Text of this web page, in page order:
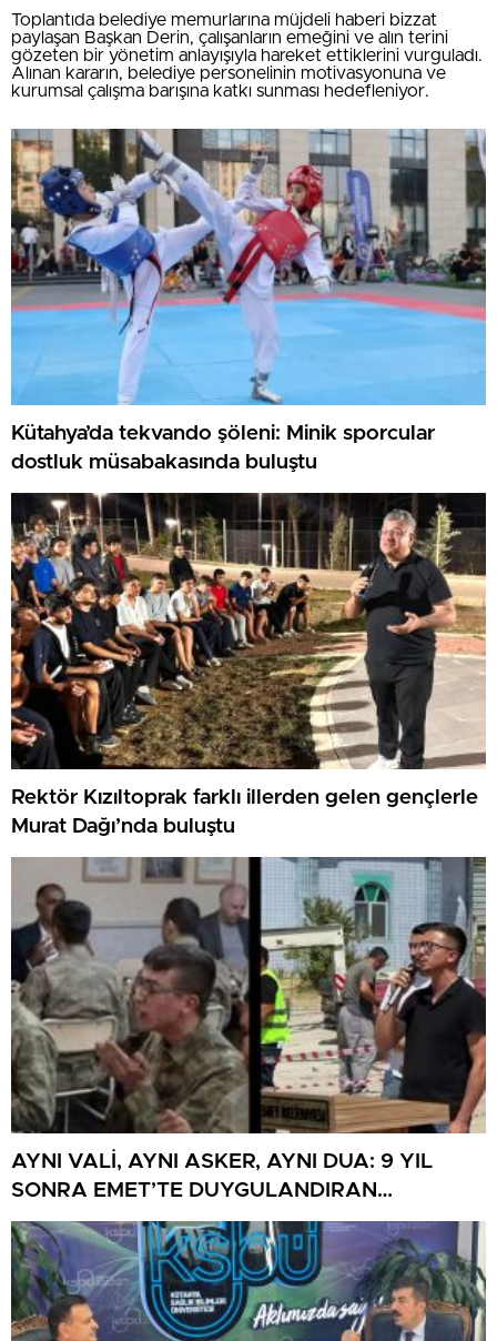
Toplantıda belediye memurlarına müjdeli haberi bizzat
paylaşan Başkan Derin, çalışanların emeğini ve alın terini
gözeten bir yönetim anlayışıyla hareket ettiklerini vurguladı.
Alınan kararın, belediye personelinin motivasyonuna ve
kurumsal çalışma barışına katkı sunması hedefleniyor.
Kütahya’da tekvando şöleni: Minik sporcular
dostluk müsabakasında buluştu
Rektör Kızıltoprak farklı illerden gelen gençlerle
Murat Dağı’nda buluştu
AYNI VALİ, AYNI ASKER, AYNI DUA: 9 YIL
SONRA EMET’TE DUYGULANDIRAN
BULUŞMA